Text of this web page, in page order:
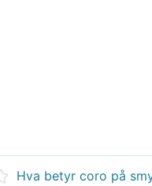
Hva betyr coro på